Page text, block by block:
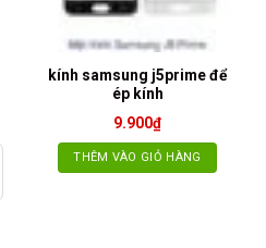
kính samsung j5prime để
ép kính
9.900₫
THÊM VÀO GIỎ HÀNG